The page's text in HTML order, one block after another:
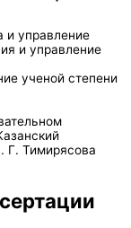
и управление
и управление
ученой степени
Г. Тимирясова